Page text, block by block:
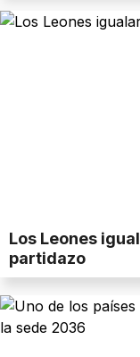
Los Leones
partidazo